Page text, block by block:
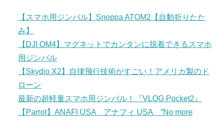
【スマホ用ジンバル】Snoppa ATOM2【自動折りたた
み】
【DJI OM4】マグネットでカンタンに脱着できるスマホ
用ジンバル
【Skydio X2】自律飛行技術がすごい！アメリカ製のド
ローン
最新の超軽量スマホ用ジンバル！『VLOG Pocket2』
【Parrot】ANAFI USA アナフィ USA ”No more